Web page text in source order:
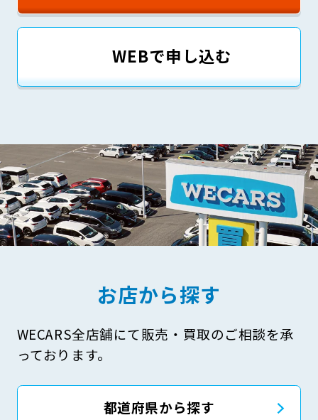
WEBで申し込む
お店から探す
WECARS全店舗にて販売・買取のご相談を承
っております。
都道府県から探す